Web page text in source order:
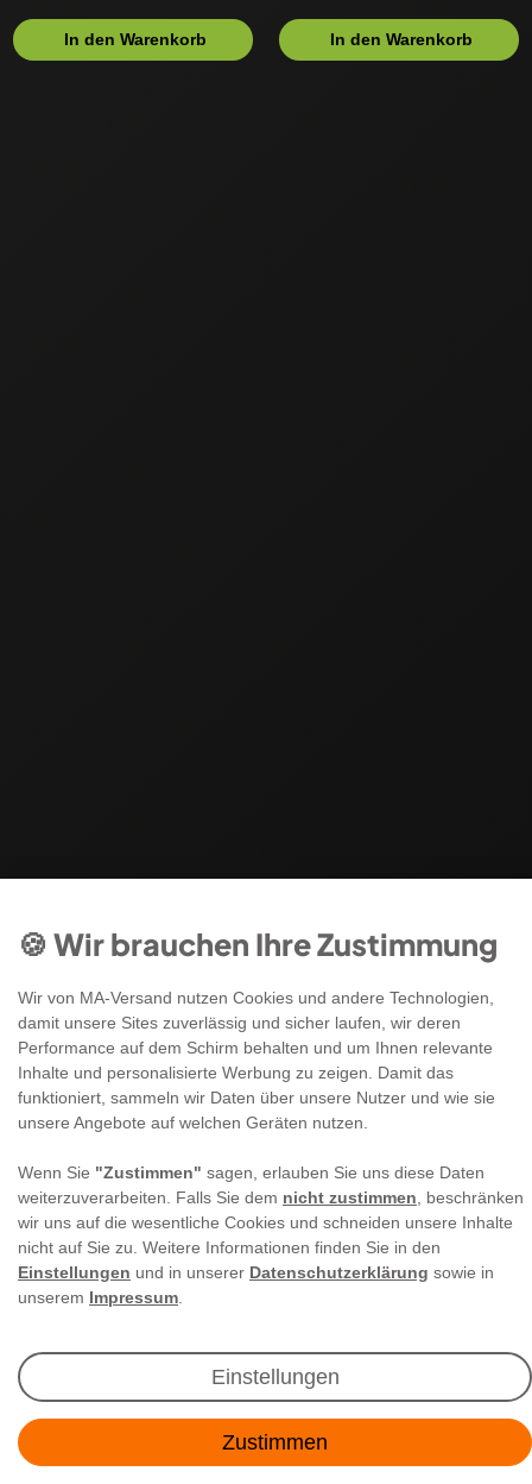
In den Warenkorb In den Warenkorb
🍪 Wir brauchen Ihre Zustimmung
Wir von MA-Versand nutzen Cookies und andere Technologien,
damit unsere Sites zuverlässig und sicher laufen, wir deren
Performance auf dem Schirm behalten und um Ihnen relevante
Inhalte und personalisierte Werbung zu zeigen. Damit das
funktioniert, sammeln wir Daten über unsere Nutzer und wie sie
unsere Angebote auf welchen Geräten nutzen.
Wenn Sie "Zustimmen" sagen, erlauben Sie uns diese Daten
weiterzuverarbeiten. Falls Sie dem nicht zustimmen , beschränken
wir uns auf die wesentliche Cookies und schneiden unsere Inhalte
nicht auf Sie zu. Weitere Informationen finden Sie in den
Einstellungen und in unserer Datenschutzerklärung sowie in
unserem Impressum
Einstellungen
Zustimmen
Newsletter Anmeldung
Angebote & Rabatte per E-Mail erhalten - Geld
sparen war noch nie so einfach!
E-MAIL **
Abonnieren
** Hierbei handelt es sich um ein Pflichtfeld.